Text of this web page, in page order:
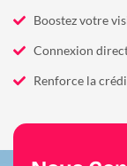
Boostez votre
Connexion
Renforce la